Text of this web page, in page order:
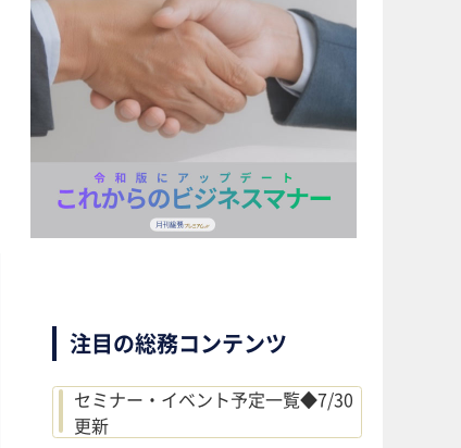
注目の総務コンテンツ
セミナー・イベント予定一覧◆7/30
更新